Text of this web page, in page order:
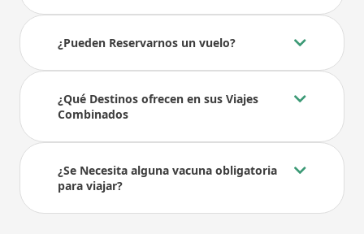
¿Pueden Reservarnos un vuelo?
¿Qué Destinos ofrecen en sus Viajes
Combinados
¿Se Necesita alguna vacuna obligatoria
para viajar?